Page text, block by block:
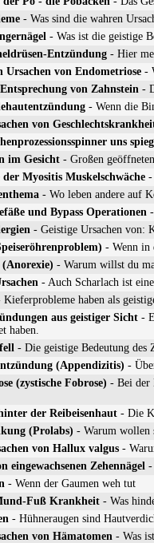
- Was sind die wahren
- Was ist die geistige
Entzündung - Hier
Ursachen von Endometriose -
von Zahnstein -
- Wenn die
von
uns
im Gesicht - Großen
der Myositis Muskelschwäche -
- Wo leben andere auf
und Bypass Operationen
- Geistige Ursachen von:
- Wenn in
- Warum willst du
- Auch Scharlach ist
Kieferprobleme haben als
aus geistiger Sicht -
haben.
- Die geistige Bedeutung
(Appendizitis) -
(zystische Fobrose) - Bei der
der Reibeisenhaut - Die
(Prolabs) - Warum wollen
von Hallux valgus -
eingewachsenen Zehennägel -
- Wenn der Gaumen weh tut
Fuß Krankheit - Was
- Hühneraugen sind
von Hämatomen - Was